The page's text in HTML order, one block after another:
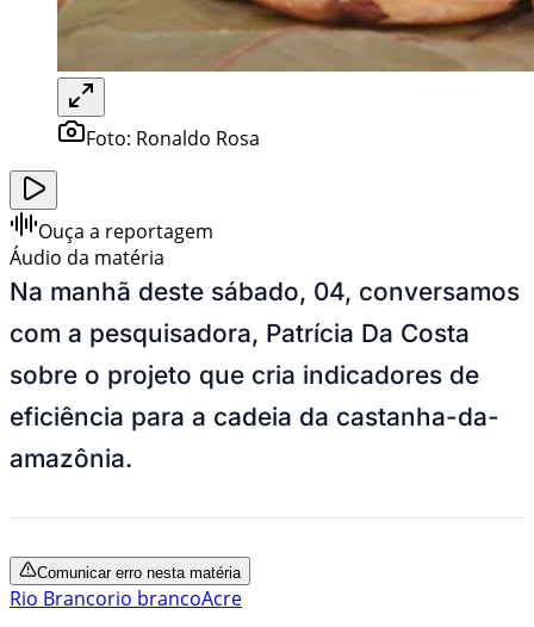
Foto: Ronaldo Rosa
Ouça a reportagem
Áudio da matéria
Na manhã deste sábado, 04, conversamos
com a pesquisadora, Patrícia Da Costa
sobre o projeto que cria indicadores de
eficiência para a cadeia da castanha-da-
amazônia.
Comunicar erro nesta matéria
Rio Brancorio brancoAcre